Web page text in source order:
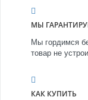
МЫ
Мы гордимся
товар не
КАК КУПИТЬ